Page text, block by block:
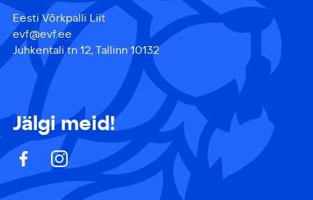
Eesti Võrkpalli Liit
evf@evf.ee
Juhkentali tn 12, Tallinn 10132
Jälgi meid!